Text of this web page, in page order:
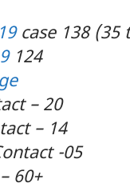
case 138 (35
124
– 20
– 14
-05
60+